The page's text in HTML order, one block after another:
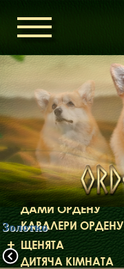
Золотко
ОРДЕН КЕЛЬТІВ
НОВИНИ
ДИТЯЧА КІМНАТА
КОНТАКТИ
НАШІ КОРГІ
ДАМИ ОРДЕНУ
КАВАЛЕРИ ОРДЕНУ
ЩЕНЯТА
ДИТЯЧА КІМНАТА